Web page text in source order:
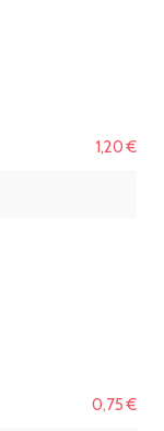
1,20 €
0,75 €